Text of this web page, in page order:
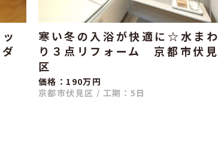
寒い冬の入浴が快適に☆水まわ
り３点リフォーム 京都市伏見
区
価格：190万円
京都市伏見区 / 工期：5日